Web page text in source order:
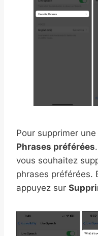
Pour supprimer
Phrases préférées
vous souhaitez
phrases préférées.
appuyez sur